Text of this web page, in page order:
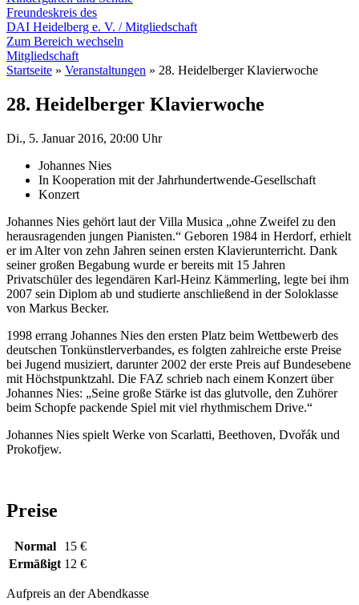
Freundeskreis des
DAI Heidelberg e. V. / Mitgliedschaft
Zum Bereich wechseln
Mitgliedschaft
Startseite » Veranstaltungen » 28. Heidelberger Klavierwoche
28. Heidelberger Klavierwoche
Di., 5. Januar 2016, 20:00 Uhr
Johannes Nies
In Kooperation mit der Jahrhundertwende-Gesellschaft
Konzert
Johannes Nies gehört laut der Villa Musica „ohne Zweifel zu den
herausragenden jungen Pianisten.“ Geboren 1984 in Herdorf, erhielt
er im Alter von zehn Jahren seinen ersten Klavierunterricht. Dank
seiner großen Begabung wurde er bereits mit 15 Jahren
Privatschüler des legendären Karl-Heinz Kämmerling, legte bei ihm
2007 sein Diplom ab und studierte anschließend in der Soloklasse
von Markus Becker.
1998 errang Johannes Nies den ersten Platz beim Wettbewerb des
deutschen Tonkünstlerverbandes, es folgten zahlreiche erste Preise
bei Jugend musiziert, darunter 2002 der erste Preis auf Bundesebene
mit Höchstpunktzahl. Die FAZ schrieb nach einem Konzert über
Johannes Nies: „Seine große Stärke ist das glutvolle, den Zuhörer
beim Schopfe packende Spiel mit viel rhythmischem Drive.“
Johannes Nies spielt Werke von Scarlatti, Beethoven, Dvořák und
Prokofjew.
Preise
Normal
15 €
Ermäßigt 12 €
Aufpreis an der Abendkasse